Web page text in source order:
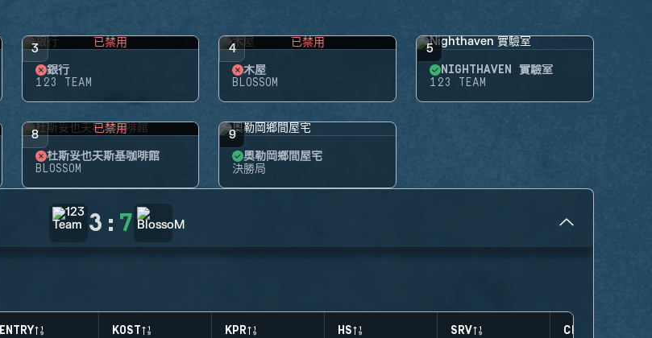
3 已禁用
銀行
123 TEAM
4 已禁用
木屋
BLOSSOM
5
NIGHTHAVEN 實驗室
123 TEAM
8 已禁用
杜斯妥也夫斯基咖啡館
BLOSSOM
9
奧勒岡鄉間屋宅
決勝局
3 : 7
ENTRY KOST KPR HS SRV CLUTCHES